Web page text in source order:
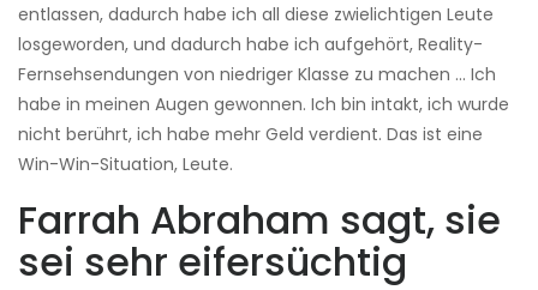
entlassen, dadurch habe ich all diese zwielichtigen Leute
losgeworden, und dadurch habe ich aufgehört, Reality-
Fernsehsendungen von niedriger Klasse zu machen ... Ich
habe in meinen Augen gewonnen. Ich bin intakt, ich wurde
nicht berührt, ich habe mehr Geld verdient. Das ist eine
Win-Win-Situation, Leute.
Farrah Abraham sagt, sie
sei sehr eifersüchtig